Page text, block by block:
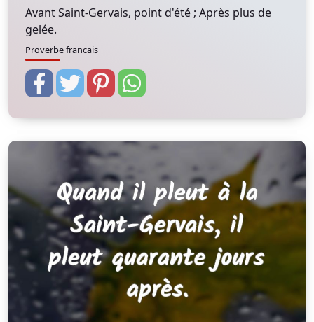
Avant Saint-Gervais, point d'été ; Après plus de
gelée.
Proverbe francais